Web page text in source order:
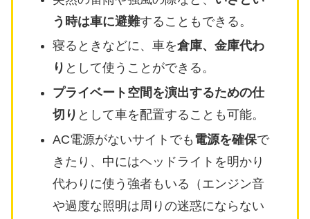
う時は車に避難することもできる。
寝るときなどに、車を倉庫、金庫代わ
り として使うことができる。
プライベート空間を演出するための仕
切り として車を配置することも可能。
AC電源がないサイトでも 電源を確保で
きたり、中にはヘッドライトを明かり
代わりに使う強者もいる（エンジン音
や過度な照明は周りの迷惑にならない